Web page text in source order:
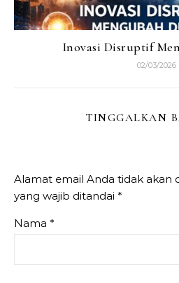
Inovasi Disruptif
02/03/2026
TINGGALKAN
Alamat email Anda tidak akan
yang wajib ditandai *
Nama *